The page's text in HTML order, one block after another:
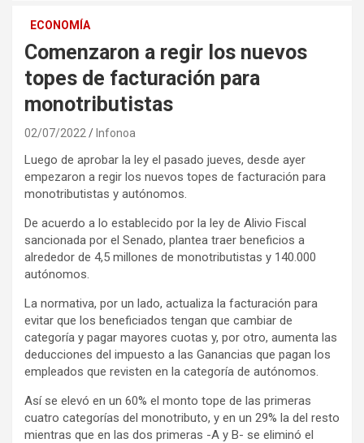
ECONOMÍA
Comenzaron a regir los nuevos
topes de facturación para
monotributistas
02/07/2022 Infonoa
Luego de aprobar la ley el pasado jueves, desde ayer
empezaron a regir los nuevos topes de facturación para
monotributistas y autónomos.
De acuerdo a lo establecido por la ley de Alivio Fiscal
sancionada por el Senado, plantea traer beneficios a
alrededor de 4,5 millones de monotributistas y 140.000
autónomos.
La normativa, por un lado, actualiza la facturación para
evitar que los beneficiados tengan que cambiar de
categoría y pagar mayores cuotas y, por otro, aumenta las
deducciones del impuesto a las Ganancias que pagan los
empleados que revisten en la categoría de autónomos.
Así se elevó en un 60% el monto tope de las primeras
cuatro categorías del monotributo, y en un 29% la del resto
mientras que en las dos primeras -A y B- se eliminó el